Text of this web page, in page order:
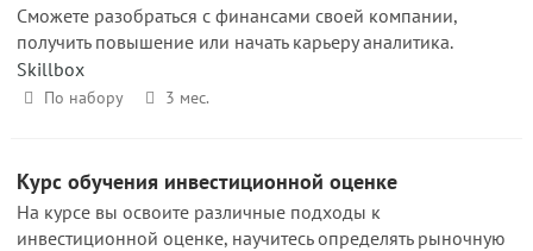
Сможете разобраться с финансами своей компании,
получить повышение или начать карьеру аналитика.
Skillbox
По набору 3 мес.
Курс обучения инвестиционной оценке
На курсе вы освоите различные подходы к
инвестиционной оценке, научитесь определять рыночную